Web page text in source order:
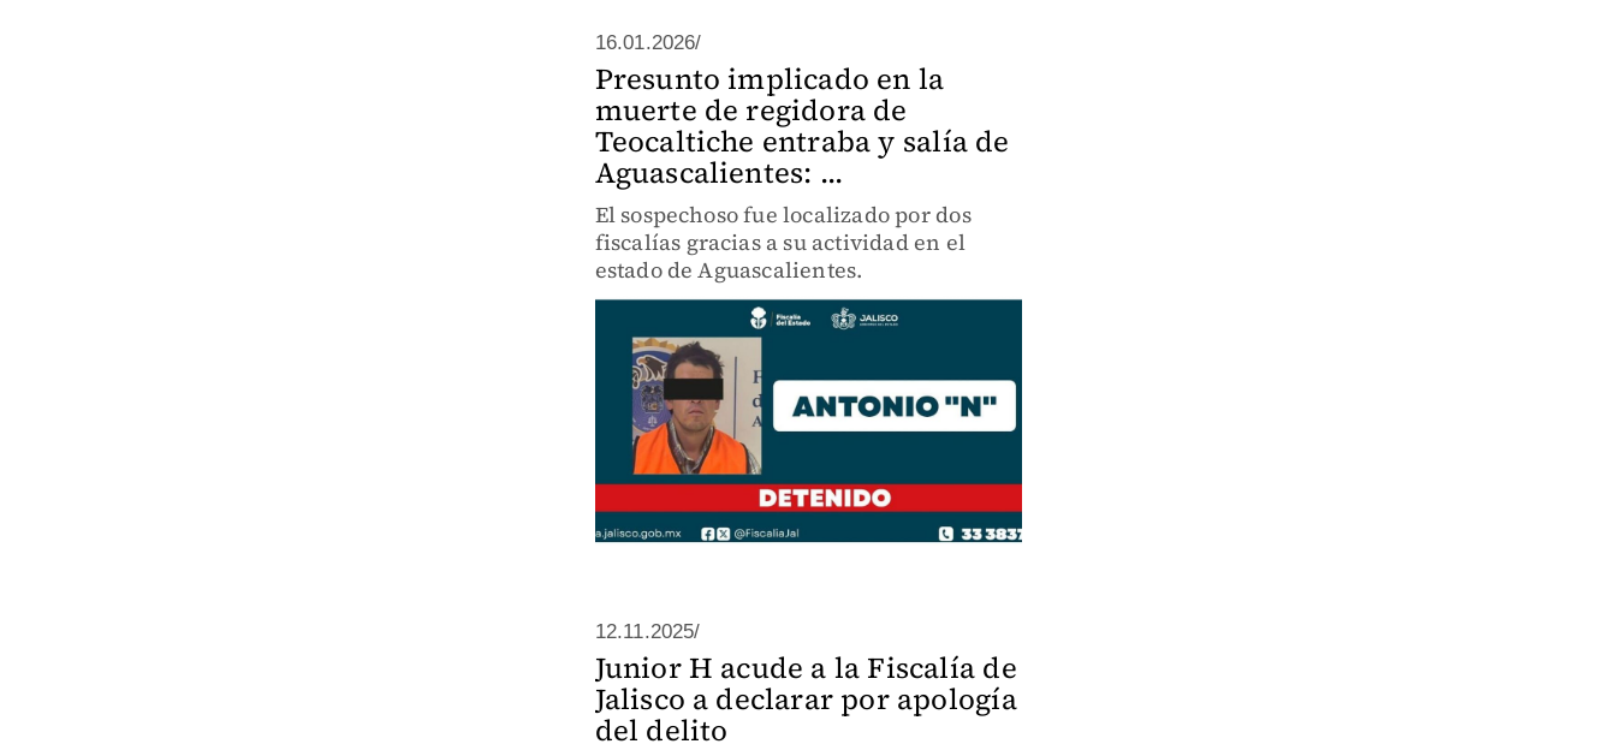
16.01.2026/
Presunto implicado en la
muerte de regidora de
Teocaltiche entraba y salía de
Aguascalientes: ...
El sospechoso fue localizado por dos
fiscalías gracias a su actividad en el
estado de Aguascalientes.
12.11.2025/
Junior H acude a la Fiscalía de
Jalisco a declarar por apología
del delito